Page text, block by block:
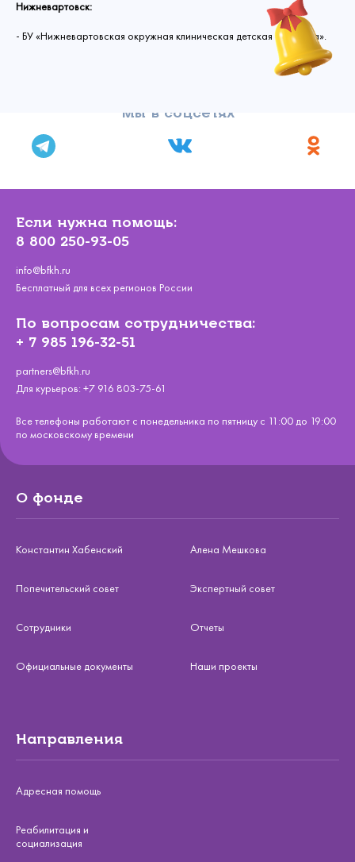
Нижневартовск:
- БУ «Нижневартовская окружная клиническая детская больница».
Мы в соцсетях
Если нужна помощь:
8 800 250-93-05
info@bfkh.ru
Бесплатный для всех регионов России
По вопросам сотрудничества:
+ 7 985 196-32-51
partners@bfkh.ru
Для курьеров: +7 916 803-75-61
Все телефоны работают с понедельника по пятницу с 11:00 до 19:00
по московскому времени
О фонде
Константин Хабенский Алена Мешкова
Попечительский совет Экспертный совет
Сотрудники Отчеты
Официальные документы Наши проекты
Направления
Адресная помощь
Реабилитация и
социализация